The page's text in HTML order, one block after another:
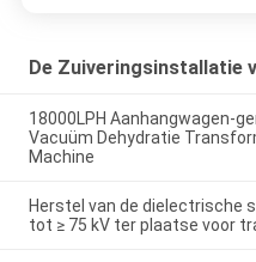
De Zuiveringsinstallatie
18000LPH Aanhangwagen-
Vacuüm Dehydratie
Machine
Herstel van de dielectrische
tot ≥ 75 kV ter plaatse voor